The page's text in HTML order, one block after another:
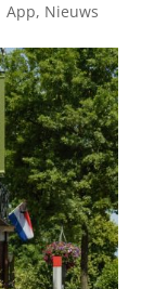
App, Nieuws